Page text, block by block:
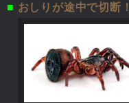
■ おしりが途中で切断